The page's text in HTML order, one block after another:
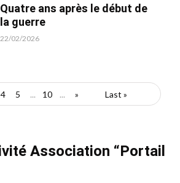
Quatre ans après le début de
la guerre
22/02/2026
4 5 ... 10 ... » Last »
Association “Portail